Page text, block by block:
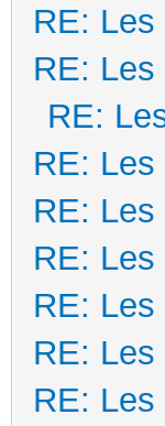
RE:
RE:
RE:
RE:
RE:
RE:
RE:
RE:
RE: